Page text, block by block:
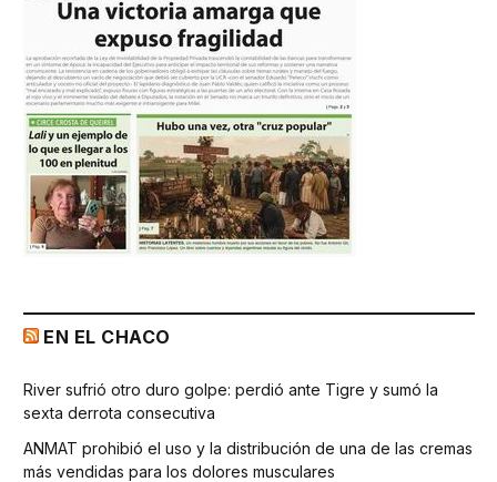
EN EL CHACO
River sufrió otro duro golpe: perdió ante Tigre y sumó la
sexta derrota consecutiva
ANMAT prohibió el uso y la distribución de una de las cremas
más vendidas para los dolores musculares